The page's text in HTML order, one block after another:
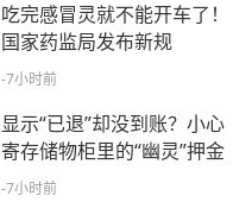
吃完感冒灵就不能开车了！
国家药监局发布新规
-7小时前
显示“已退”却没到账？小心
寄存储物柜里的“幽灵”押金
-7小时前